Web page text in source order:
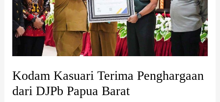
Kodam Kasuari Terima Penghargaan
dari DJPb Papua Barat
Papua
Barat